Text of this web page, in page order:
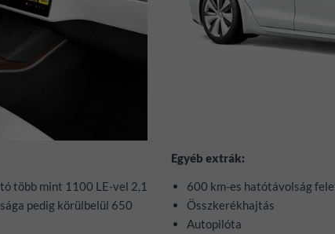
több mint 1100 LE-vel 2,1
pedig körülbelül 650
Egyéb extrák:
600 km-es hatótávolság
Összkerékhajtás
Autopilóta